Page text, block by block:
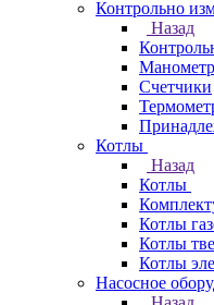
Контрольно
Назад
Счетчики
Котлы
Назад
Котлы
Котлы
Котлы
Котлы
Насосное